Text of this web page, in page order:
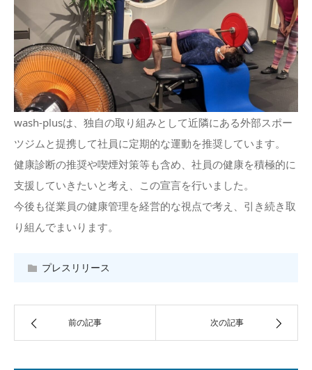
wash-plusは、独自の取り組みとして近隣にある外部スポー
ツジムと提携して社員に定期的な運動を推奨しています。
健康診断の推奨や喫煙対策等も含め、社員の健康を積極的に
支援していきたいと考え、この宣言を行いました。
今後も従業員の健康管理を経営的な視点で考え、引き続き取
り組んでまいります。
プレスリリース
前の記事 次の記事